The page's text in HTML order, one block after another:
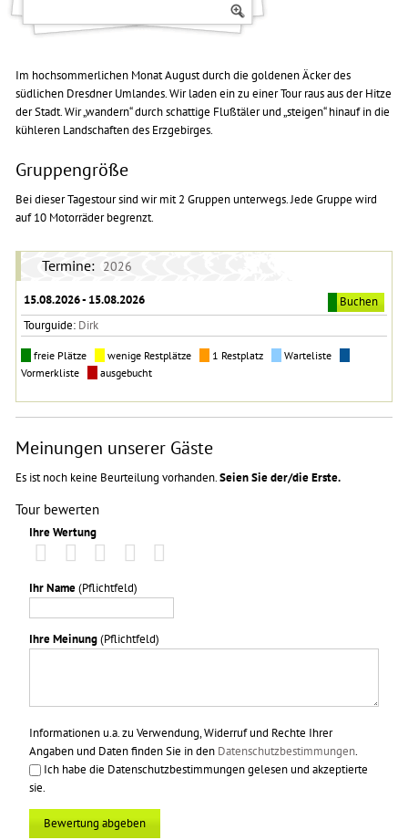
Im hochsommerlichen Monat August durch die goldenen Äcker des
südlichen Dresdner Umlandes. Wir laden ein zu einer Tour raus aus der Hitze
der Stadt. Wir „wandern“ durch schattige Flußtäler und „steigen“ hinauf in die
kühleren Landschaften des Erzgebirges.
Gruppengröße
Bei dieser Tagestour sind wir mit 2 Gruppen unterwegs. Jede Gruppe wird
auf 10 Motorräder begrenzt.
Termine: 2026
15.08.2026 - 15.08.2026
Buchen
Tourguide: Dirk
freie Plätze wenige Restplätze 1 Restplatz
Warteliste
Vormerkliste
ausgebucht
Meinungen unserer Gäste
Es ist noch keine Beurteilung vorhanden.Seien Sie der/die Erste.
Tour bewerten
Ihre Wertung
Ihr Name(Pflichtfeld)
Ihre Meinung(Pflichtfeld)
Informationen u.a. zu Verwendung, Widerruf und Rechte Ihrer
Angaben und Daten finden Sie in den Datenschutzbestimmungen.
Ich habe die Datenschutzbestimmungen gelesen und akzeptierte
sie.
Bewertung abgeben